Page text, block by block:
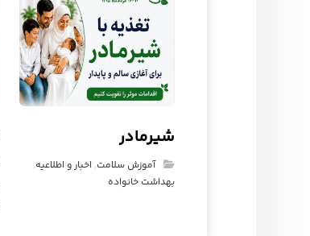
شیرمادر
آموزش سلامت, اخبار و اطلاعیه,
بهداشت خانواده